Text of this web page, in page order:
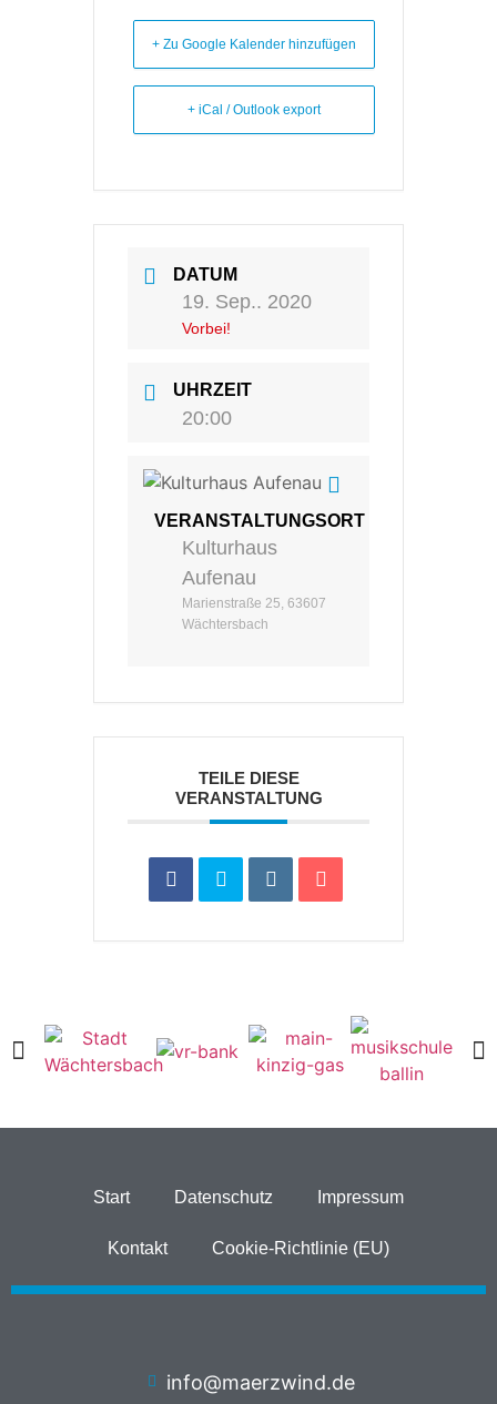
+ Zu Google Kalender hinzufügen
+ iCal / Outlook export
DATUM
19. Sep.. 2020
Vorbei!
UHRZEIT
20:00
VERANSTALTUNGSORT
Kulturhaus
Aufenau
Marienstraße 25, 63607
Wächtersbach
TEILE DIESE
VERANSTALTUNG
Start Datenschutz Impressum
Kontakt Cookie-Richtlinie (EU)
info@maerzwind.de